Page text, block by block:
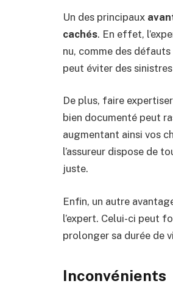
Un des principaux
cachés. En effet,
nu, comme des
peut éviter des
De plus, faire
bien documenté peut
augmentant ainsi vos
l’assureur dispose de
juste.
Enfin, un autre
l’expert. Celui-ci peut
prolonger sa durée de
Inconvénients